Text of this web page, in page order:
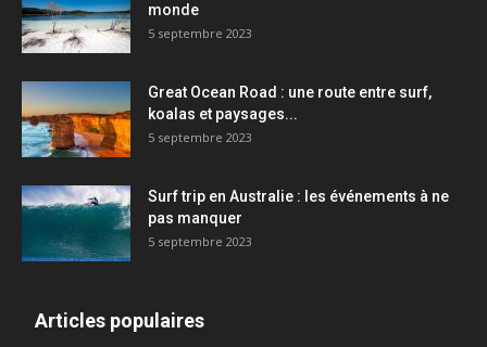
monde
5 septembre 2023
Great Ocean Road : une route entre surf,
koalas et paysages...
5 septembre 2023
Surf trip en Australie : les événements à ne
pas manquer
5 septembre 2023
Articles populaires